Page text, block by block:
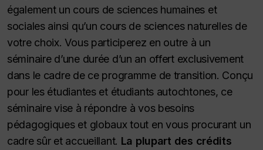
également un cours de sciences humaines et
sociales ainsi qu’un cours de sciences naturelles de
votre choix. Vous participerez en outre à un
séminaire d’une durée d’un an offert exclusivement
dans le cadre de ce programme de transition. Conçu
pour les étudiantes et étudiants autochtones, ce
séminaire vise à répondre à vos besoins
pédagogiques et globaux tout en vous procurant un
cadre sûr et accueillant. La plupart des crédits